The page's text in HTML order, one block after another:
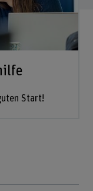
Start!